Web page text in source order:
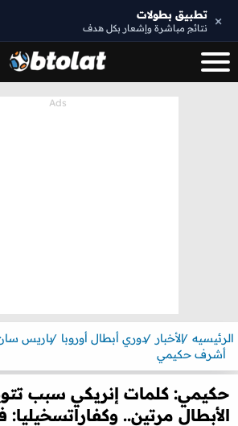
× تطبيق بطولات
نتائج مباشرة وإشعار بكل هدف
الرئيسيه الأخبار دوري أبطال أوروبا باريس
أشرف حكيمي
حكيمي: كلمات إنريكي سبب
الأبطال مرتين.. وكفاراتسخيليا: